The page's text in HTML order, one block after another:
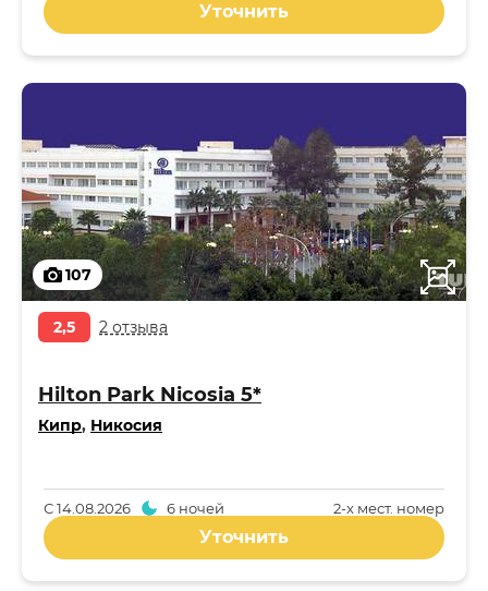
Уточнить
107
2,5 2 отзыва
Hilton Park Nicosia 5*
Кипр, Никосия
2-x мест. номер
С14.08.2026 6 ночей
Уточнить